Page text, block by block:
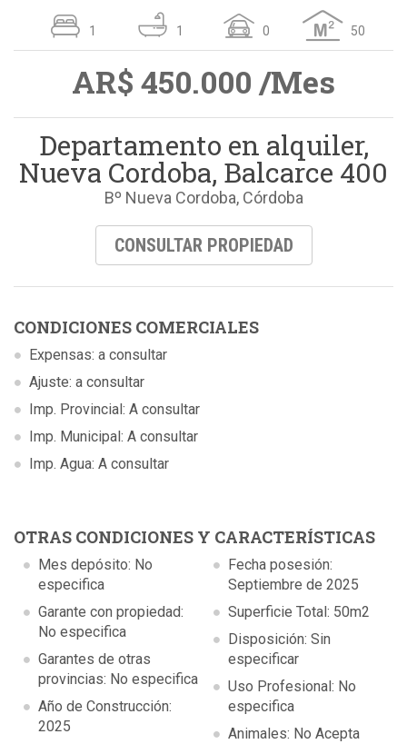
1 1 0 50
AR$ 450.000 /Mes
Departamento en alquiler,
Nueva Cordoba, Balcarce 400
Bº Nueva Cordoba, Córdoba
CONSULTAR PROPIEDAD
CONDICIONES COMERCIALES
Expensas: a consultar
Ajuste: a consultar
Imp. Provincial: A consultar
Imp. Municipal: A consultar
Imp. Agua: A consultar
OTRAS CONDICIONES Y CARACTERÍSTICAS
Mes depósito: No
especifica
Garante con propiedad:
No especifica
Garantes de otras
provincias: No especifica
Año de Construcción:
2025
Fecha posesión:
Septiembre de 2025
Superficie Total: 50m2
Disposición: Sin
especificar
Uso Profesional: No
especifica
Animales: No Acepta